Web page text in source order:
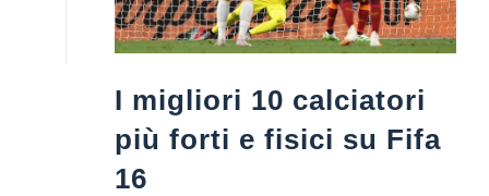
I migliori 10 calciatori
più forti e fisici su Fifa
16